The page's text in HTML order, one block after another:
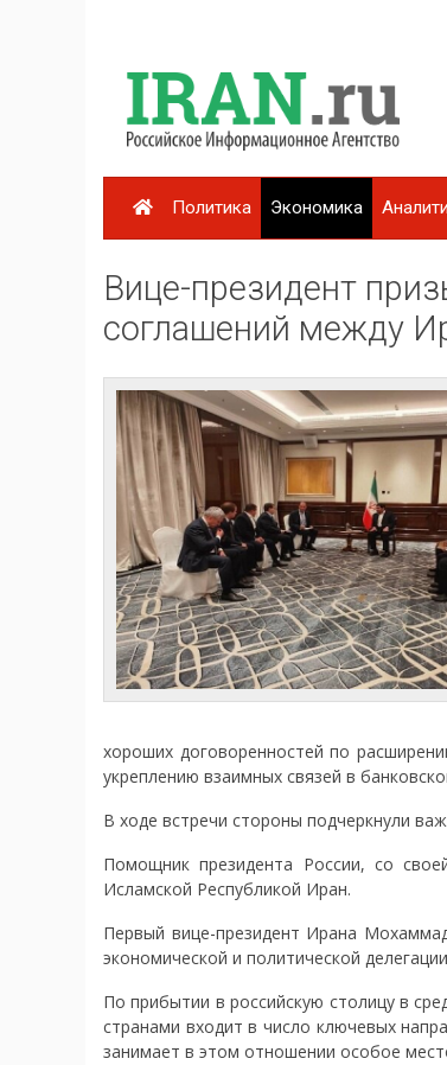
Политика Экономика
Вице-президент
соглашений между
хороших договоренностей по
укреплению взаимных связей в
В ходе встречи стороны подчеркнули
Помощник президента России, со
Исламской Республикой Иран.
Первый вице-президент Ирана
экономической и политической
По прибытии в российскую столицу в
странами входит в число ключевых
занимает в этом отношении особое